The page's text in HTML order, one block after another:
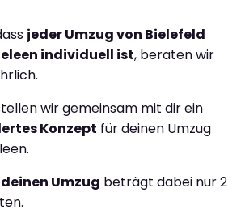
jeder Umzug von Bielefeld
individuell ist, beraten wir
wir gemeinsam mit dir ein
Konzept für deinen Umzug
Umzug beträgt dabei nur 2